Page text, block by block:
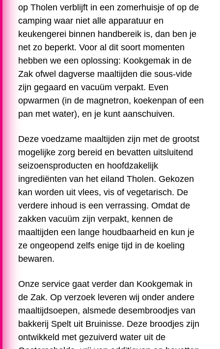
op Tholen verblijft in een zomerhuisje of op de
camping waar niet alle apparatuur en
keukengerei binnen handbereik is, dan ben je
net zo beperkt. Voor al dit soort momenten
hebben we een oplossing: Kookgemak in de
Zak ofwel dagverse maaltijden die sous-vide
zijn gegaard en vacuüm verpakt. Even
opwarmen (in de magnetron, koekenpan of een
pan met water), en je kunt aanschuiven.
Deze voedzame maaltijden zijn met de grootst
mogelijke zorg bereid en bevatten uitsluitend
seizoensproducten en hoofdzakelijk
ingrediënten van het eiland Tholen. Gekozen
kan worden uit vlees, vis of vegetarisch. De
verdere inhoud is een verrassing. Omdat de
zakken vacuüm zijn verpakt, kennen de
maaltijden een lange houdbaarheid en kun je
ze ongeopend zelfs enige tijd in de koeling
bewaren.
Onze service gaat verder dan Kookgemak in
de Zak. Op verzoek leveren wij onder andere
maaltijdsoepen, alsmede desembroodjes van
bakkerij Spelt uit Bruinisse. Deze broodjes zijn
ontwikkeld met gezuiverd water uit de